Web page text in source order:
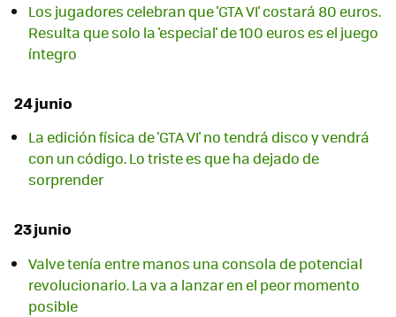
Los jugadores celebran que 'GTA VI' costará 80 euros.
Resulta que solo la 'especial' de 100 euros es el juego
íntegro
24 junio
La edición física de 'GTA VI' no tendrá disco y vendrá
con un código. Lo triste es que ha dejado de
sorprender
23 junio
Valve tenía entre manos una consola de potencial
revolucionario. La va a lanzar en el peor momento
posible